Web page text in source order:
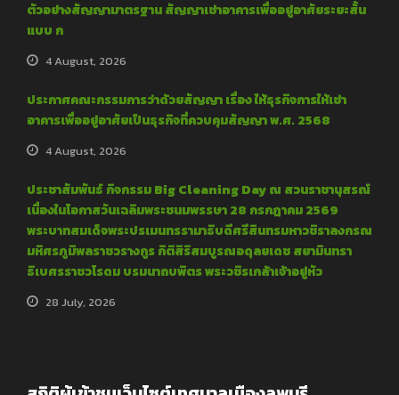
ตัวอย่างสัญญามาตรฐาน สัญญาเช่าอาคารเพื่ออยู่อาศัยระยะสั้น
แบบ ก
4 August, 2026
ประกาศคณะกรรมการว่าด้วยสัญญา เรื่อง ให้ธุรกิจการให้เช่า
อาคารเพื่ออยู่อาศัยเป็นธุรกิจที่ควบคุมสัญญา พ.ศ. 2568
4 August, 2026
ประชาสัมพันธ์ กิจกรรม Big Cleaning Day ณ สวนราชานุสรณ์
เนื่องในโอกาสวันเฉลิมพระชนมพรรษา 28 กรกฎาคม 2569
พระบาทสมเด็จพระปรเมนทรรามาธิบดีศรีสินทรมหาวชิราลงกรณ
มหิศรภูมิพลราชวรางกูร กิติสิริสมบูรณอดุลยเดช สยามินทรา
ธิเบศรราชวโรดม บรมนาถบพิตร พระวชิรเกล้าเจ้าอยู่หัว
28 July, 2026